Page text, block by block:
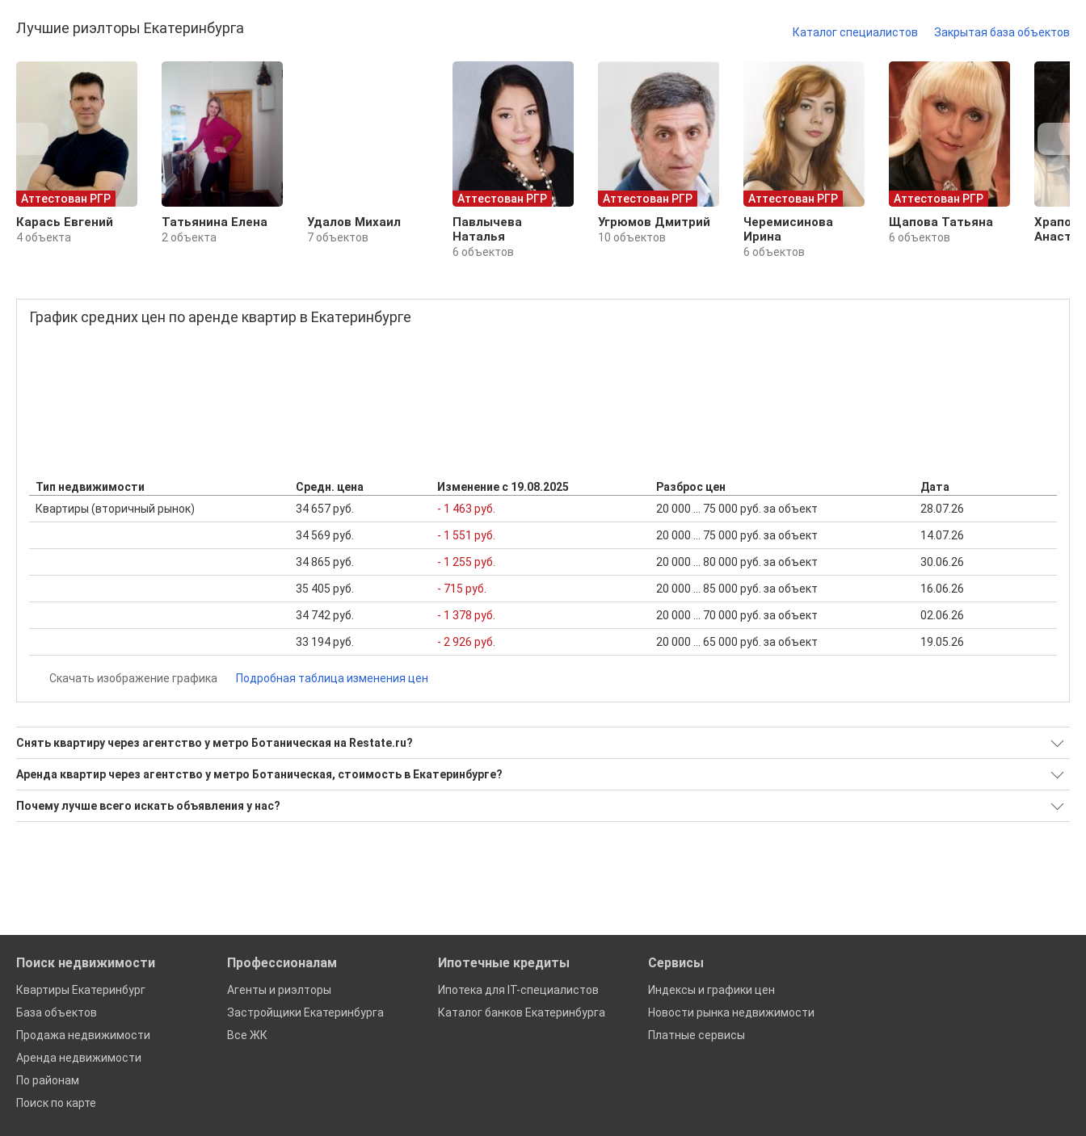
Лучшие риэлторы Екатеринбурга Каталог специалистов Закрытая база объектов
Аттестован РГР
Карась Евгений
4 объекта
Татьянина Елена
2 объекта
Удалов Михаил
7 объектов
Аттестован РГР
Павлычева
Наталья
6 объектов
Аттестован РГР
Угрюмов Дмитрий
10 объектов
Аттестован РГР
Черемисинова
Ирина
6 объектов
Аттестован РГР
Щапова Татьяна
6 объектов
График средних цен по аренде квартир в Екатеринбурге
Тип недвижимости Средн. цена Изменение с 19.08.2025 Разброс цен
Дата
Квартиры (вторичный рынок)
34 657 руб. - 1 463 руб. 20 000 ... 75 000 руб. за объект 28.07.26
34 569 руб. - 1 551 руб. 20 000 ... 75 000 руб. за объект 14.07.26
34 865 руб. - 1 255 руб. 20 000 ... 80 000 руб. за объект 30.06.26
35 405 руб. - 715 руб. 20 000 ... 85 000 руб. за объект 16.06.26
34 742 руб. - 1 378 руб. 20 000 ... 70 000 руб. за объект 02.06.26
33 194 руб. - 2 926 руб. 20 000 ... 65 000 руб. за объект 19.05.26
Скачать изображение графика Подробная таблица изменения цен
Снять квартиру через агентство у метро Ботаническая на Restate.ru?
Поможем Снять квартиру через агентство у метро Ботаническая?
1 актуальное и проверенное объявление
Аренда квартир через агентство у метро Ботаническая, стоимость в Екатеринбурге?
Минимальная цена: 28 000 Р. Максимальная цена: 35 000 Р; Средняя: 31 500 Р
Средняя цена за м2: 703 Р
Почему лучше всего искать объявления у нас?
Поиск недвижимости
Квартиры Екатеринбург
База объектов
Продажа недвижимости
Аренда недвижимости
По районам
Поиск по карте
Профессионалам
Агенты и риэлторы
Застройщики Екатеринбурга
Все ЖК
Ипотечные кредиты
Ипотека для IT-специалистов
Каталог банков Екатеринбурга
Сервисы
Индексы и графики цен
Новости рынка недвижимости
Платные сервисы